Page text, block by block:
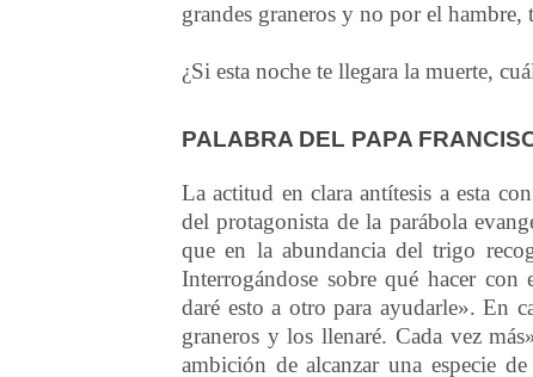
grandes graneros y no por el hambre,
¿Si esta noche te llegara la muerte,
PALABRA DEL PAPA
La actitud en clara antítesis a esta
del protagonista de la parábola
que en la abundancia del trigo
Interrogándose sobre qué hacer
daré esto a otro para ayudarle». En
graneros y los llenaré. Cada vez
ambición de alcanzar una especie